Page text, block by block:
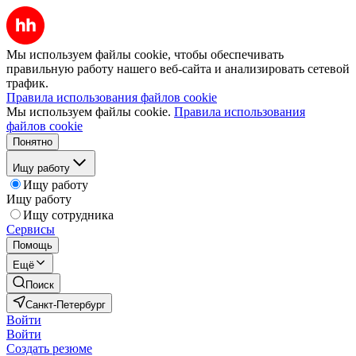
Мы используем файлы cookie, чтобы обеспечивать
правильную работу нашего веб-сайта и анализировать сетевой
трафик.
Правила использования файлов cookie
Мы используем файлы cookie. Правила использования
файлов cookie
Понятно
Ищу работу
Ищу работу
Ищу работу
Ищу сотрудника
Сервисы
Помощь
Ещё
Поиск
Санкт-Петербург
Войти
Войти
Создать резюме